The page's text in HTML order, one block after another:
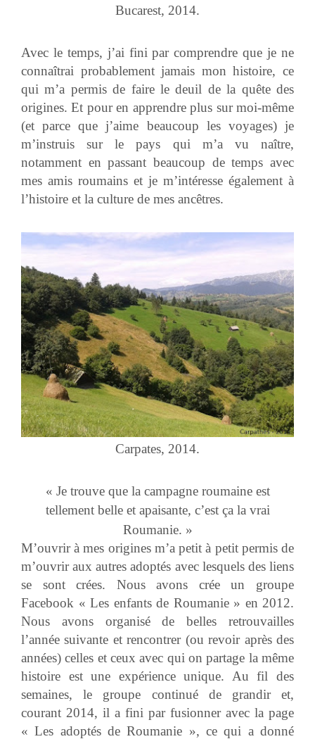
Bucarest, 2014.
Avec le temps, j’ai fini par comprendre que je ne
connaîtrai probablement jamais mon histoire, ce
qui m’a permis de faire le deuil de la quête des
origines. Et pour en apprendre plus sur moi-même
(et parce que j’aime beaucoup les voyages) je
m’instruis sur le pays qui m’a vu naître,
notamment en passant beaucoup de temps avec
mes amis roumains et je m’intéresse également à
l’histoire et la culture de mes ancêtres.
Carpates, 2014.
« Je trouve que la campagne roumaine est
tellement belle et apaisante, c’est ça la vrai
Roumanie. »
M’ouvrir à mes origines m’a petit à petit permis de
m’ouvrir aux autres adoptés avec lesquels des liens
se sont crées. Nous avons crée un groupe
Facebook « Les enfants de Roumanie » en 2012.
Nous avons organisé de belles retrouvailles
l’année suivante et rencontrer (ou revoir après des
années) celles et ceux avec qui on partage la même
histoire est une expérience unique. Au fil des
semaines, le groupe continué de grandir et,
courant 2014, il a fini par fusionner avec la page
« Les adoptés de Roumanie », ce qui a donné